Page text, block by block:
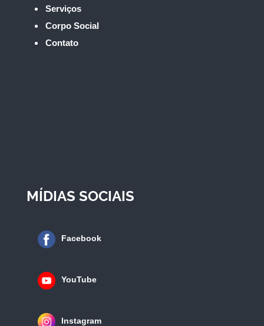
Serviços
Corpo Social
Contato
MÍDIAS SOCIAIS
Facebook
YouTube
Instagram